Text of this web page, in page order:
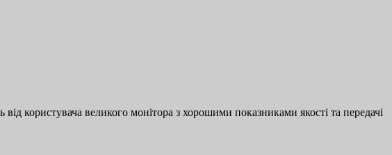
користувача великого монітора з хорошими показниками якості та передачі